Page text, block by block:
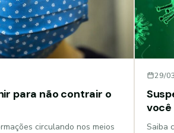
para não contrair o
circulando nos meios
29/
Saiba